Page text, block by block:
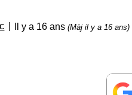
Il y a 16 ans(Màj il y a 16 ans)